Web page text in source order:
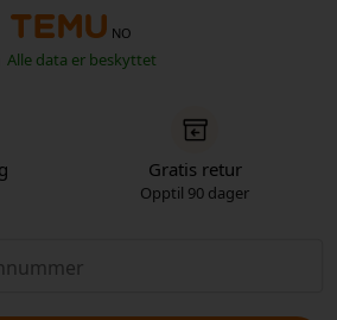
NO
Alle data er beskyttet
Gratis retur
Opptil 90 dager